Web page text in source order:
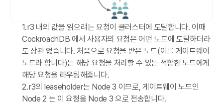
r3 내의 값을 읽으려는 요청이 클러스터에 도달합니다. 이때
CockroachDB 에서 사용자의 요청은 어떤 노드에 도달하더라
도 상관 없습니다. 처음으로 요청을 받은 노드(이를 게이트웨이
노드라 합니다)는 해당 요청을 처리할 수 있는 적합한 노드에게
해당 요청을 라우팅해줍니다.
r3의 leaseholder는 Node 3 이므로, 게이트웨이 노드인
Node 2 는 이 요청을 Node 3 으로 전송합니다.